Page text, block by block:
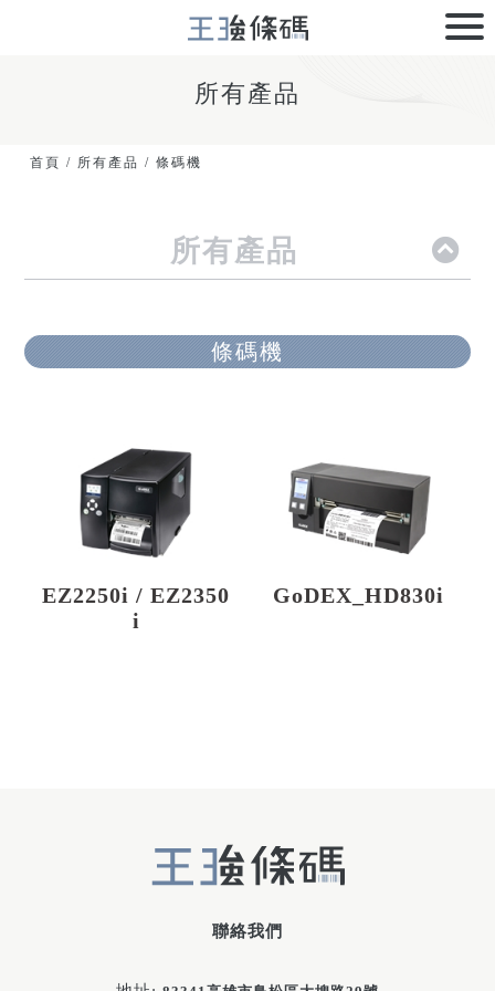
所有產品
首頁 / 所有產品 / 條碼機
所有產品
條碼機
EZ2250i / EZ2350
i
GoDEX_HD830i
聯絡我們